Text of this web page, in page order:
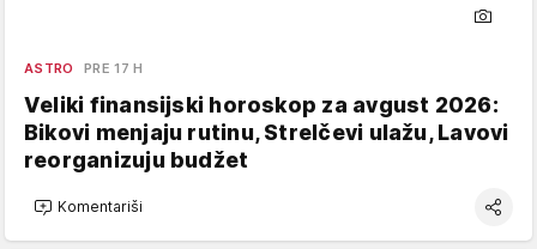
ASTRO PRE 17 H
Veliki finansijski horoskop za avgust 2026:
Bikovi menjaju rutinu, Strelčevi ulažu, Lavovi
reorganizuju budžet
Komentariši